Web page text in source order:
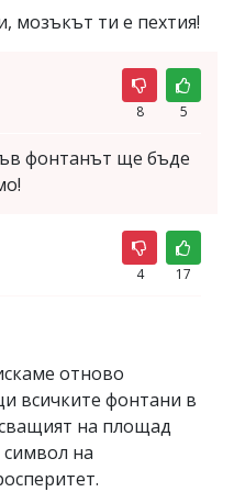
мозъкът ти е пехтия!
8 5
фонтанът ще бъде
4 17
отново
всичките фонтани в
на площад
на